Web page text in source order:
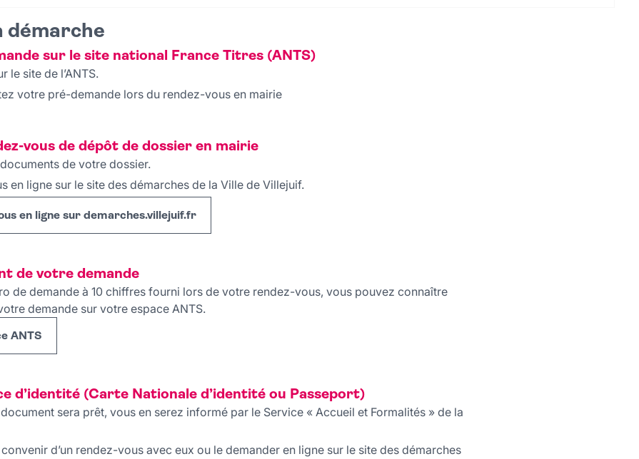
démarche
sur le site national France Titres (ANTS)
le site de l’ANTS.
votre pré-demande lors du rendez-vous en mairie
vous de dépôt de dossier en mairie
de votre dossier.
en ligne sur le site des démarches de la Ville de Villejuif.
en ligne sur demarches.villejuif.fr
de votre demande
de demande à 10 chiffres fourni lors de votre rendez-vous, vous pouvez connaître
demande sur votre espace ANTS.
ANTS
d’identité (Carte Nationale d’identité ou Passeport)
sera prêt, vous en serez informé par le Service « Accueil et Formalités » de la
d’un rendez-vous avec eux ou le demander en ligne sur le site des démarches